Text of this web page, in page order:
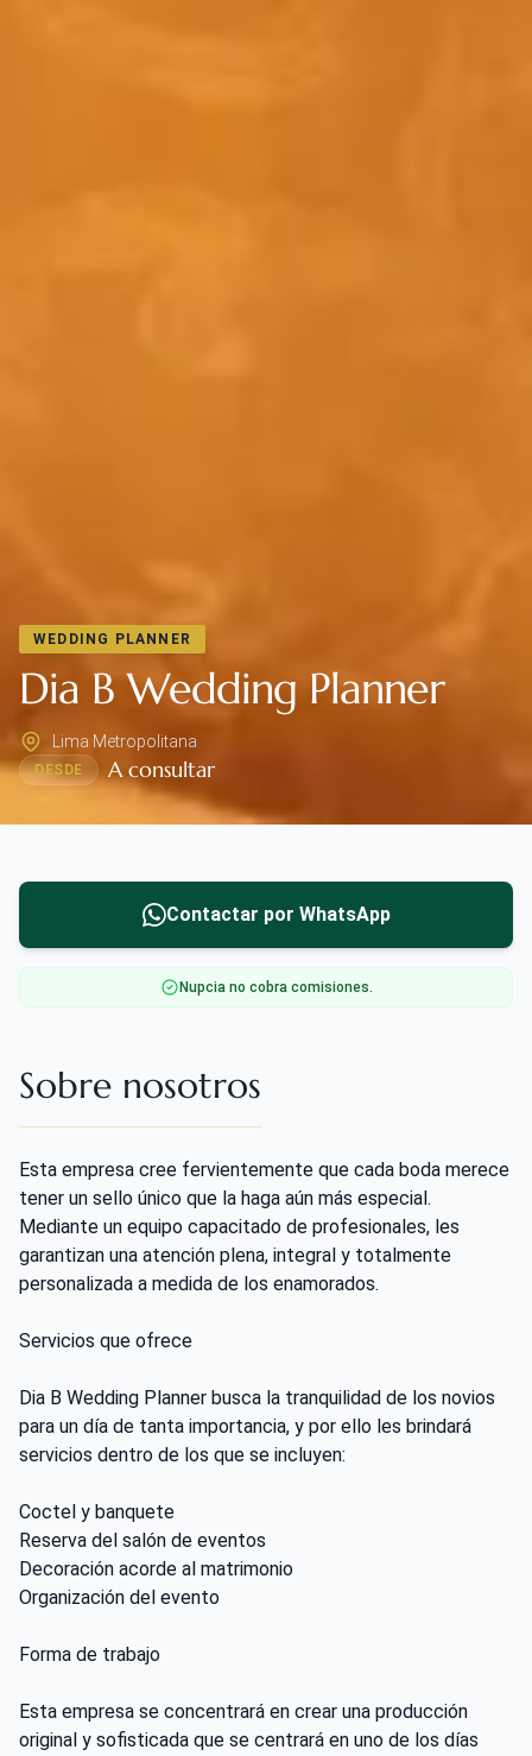
WEDDING PLANNER
Dia B Wedding Planner
Lima Metropolitana
DESDE A consultar
Contactar por WhatsApp
Nupcia no cobra comisiones.
Sobre nosotros
Esta empresa cree fervientemente que cada boda merece
tener un sello único que la haga aún más especial.
Mediante un equipo capacitado de profesionales, les
garantizan una atención plena, integral y totalmente
personalizada a medida de los enamorados.
Servicios que ofrece
Dia B Wedding Planner busca la tranquilidad de los novios
para un día de tanta importancia, y por ello les brindará
servicios dentro de los que se incluyen:
Coctel y banquete
Reserva del salón de eventos
Decoración acorde al matrimonio
Organización del evento
Forma de trabajo
Esta empresa se concentrará en crear una producción
original y sofisticada que se centrará en uno de los días